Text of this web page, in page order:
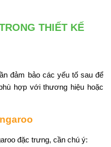
THIẾT KẾ
đảm bảo các yếu tố sau để
hợp với thương hiệu hoặc
đặc trưng, cần chú ý: